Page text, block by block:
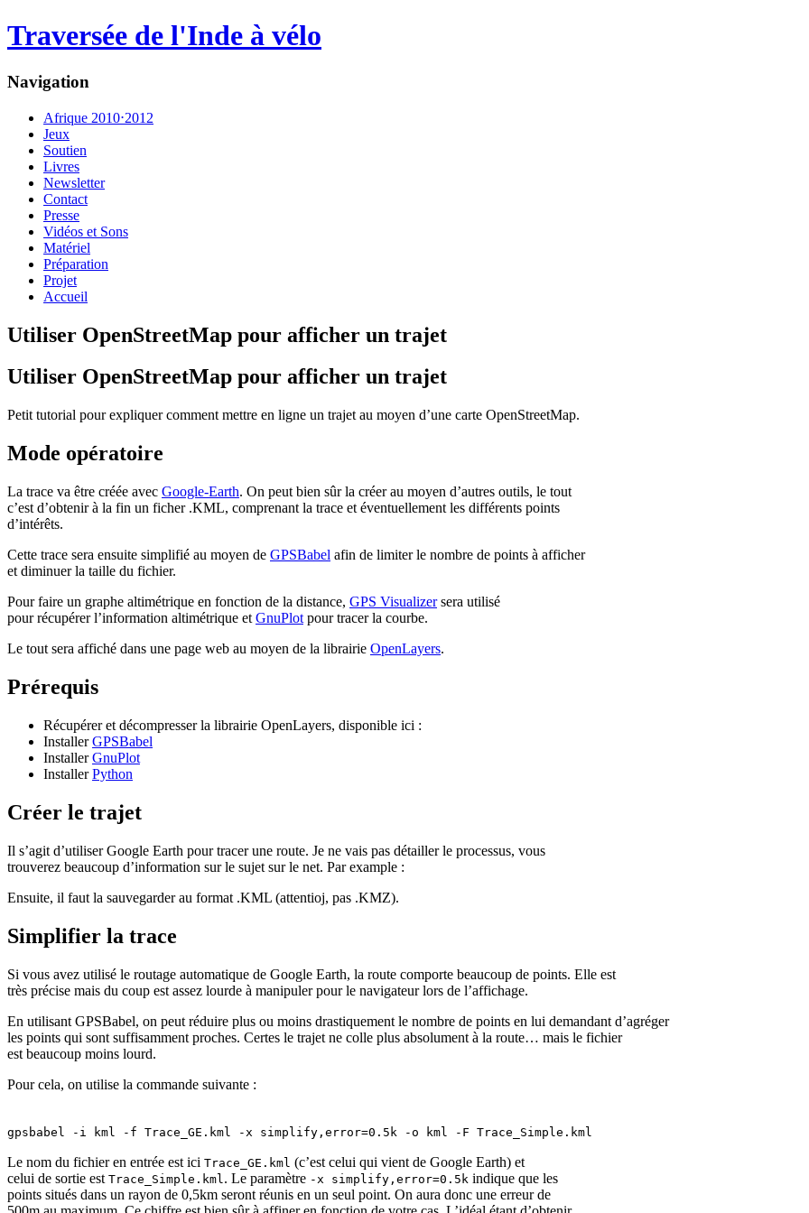
Traversée de l'Inde à vélo
Navigation
Afrique 2010⋅2012
Jeux
Soutien
Livres
Newsletter
Contact
Presse
Vidéos et Sons
Matériel
Préparation
Projet
Accueil
Utiliser OpenStreetMap pour afficher un trajet
Utiliser OpenStreetMap pour afficher un trajet
Petit tutorial pour expliquer comment mettre en ligne un trajet au moyen d’une carte OpenStreetMap.
Mode opératoire
La trace va être créée avec Google-Earth. On peut bien sûr la créer au moyen d’autres outils, le tout
c’est d’obtenir à la fin un ficher .KML, comprenant la trace et éventuellement les différents points
d’intérêts.
Cette trace sera ensuite simplifié au moyen de GPSBabel afin de limiter le nombre de points à afficher
et diminuer la taille du fichier.
Pour faire un graphe altimétrique en fonction de la distance, GPS Visualizersera utilisé
pour récupérer l’information altimétrique et GnuPlot pour tracer la courbe.
Le tout sera affiché dans une page web au moyen de la librairie OpenLayers.
Prérequis
Récupérer et décompresser la librairie OpenLayers, disponible ici :
InstallerGPSBabel
InstallerGnuPlot
InstallerPython
Créer le trajet
Il s’agit d’utiliser Google Earth pour tracer une route. Je ne vais pas détailler le processus, vous
trouverez beaucoup d’information sur le sujet sur le net. Par example :
Ensuite, il faut la sauvegarder au format .KML (attentioj, pas .KMZ).
Simplifier la trace
Si vous avez utilisé le routage automatique de Google Earth, la route comporte beaucoup de points. Elle est
très précise mais du coup est assez lourde à manipuler pour le navigateur lors de l’affichage.
En utilisant GPSBabel, on peut réduire plus ou moins drastiquement le nombre de points en lui demandant d’agréger
les points qui sont suffisamment proches. Certes le trajet ne colle plus absolument à la route… mais le fichier
est beaucoup moins lourd.
Pour cela, on utilise la commande suivante :
gpsbabel -i kml -f Trace_GE.kml -x simplify,error=0.5k -o kml -F Trace_Simple.kml
Le nom du fichier en entrée est ici Trace_GE.kml (c’est celui qui vient de Google Earth) et
celui de sortie est Trace_Simple.kml . Le paramètre -x simplify,error=0.5k indique que les
points situés dans un rayon de 0,5km seront réunis en un seul point. On aura donc une erreur de